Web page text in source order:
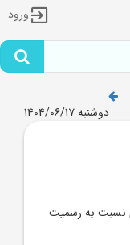
ورود
دوشنبه 1404/06/17